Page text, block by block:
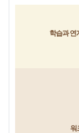
학습과 연
워